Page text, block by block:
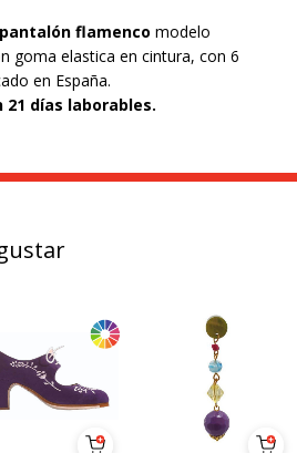
pantalón flamenco modelo
goma elastica en cintura, con 6
en España.
días laborables.